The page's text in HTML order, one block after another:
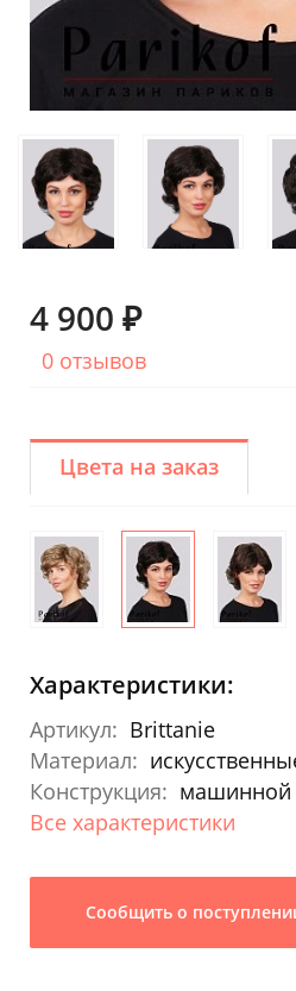
4 900 ₽
0 отзывов
Цвета на заказ
Характеристики:
Артикул: Brittanie
Материал:
Конструкция: машинной
Все характеристики
Сообщить о